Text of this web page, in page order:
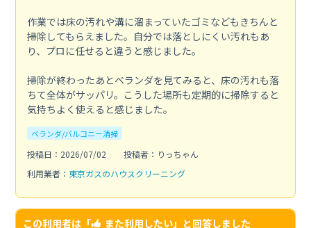
作業では床の汚れや溝に溜まっていたゴミなどもきちんと
掃除してもらえました。自分では落としにくい汚れもあ
り、プロに任せると違うと感じました。
掃除が終わったあとベランダを見てみると、床の汚れも落
ちて全体がサッパリ。こうした場所も定期的に掃除すると
気持ちよく使えると感じました。
ベランダ/バルコニー清掃
投稿日：2026/07/02
投稿者：りっちゃん
利用業者： 東京ガスのハウスクリーニング
この利用者は「 また利用したい」と回答しました